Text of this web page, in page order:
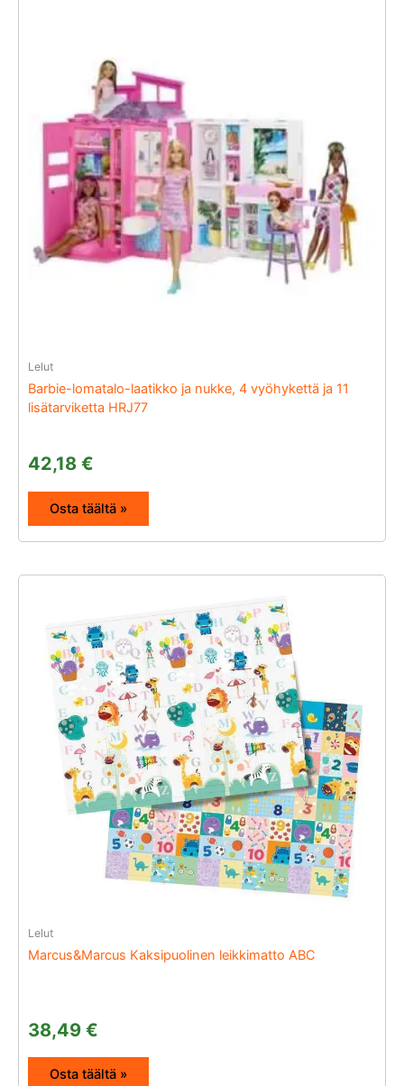
Lelut
Barbie-lomatalo-laatikko ja nukke, 4 vyöhykettä ja 11
lisätarviketta HRJ77
42,18 €
Osta täältä »
Lelut
Marcus&Marcus Kaksipuolinen leikkimatto ABC
38,49 €
Osta täältä »